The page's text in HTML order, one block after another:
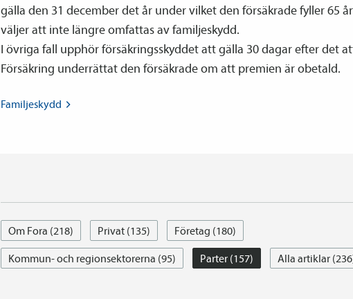
gälla den 31 december det år under vilket den försäkrade fyller 65
väljer att inte längre omfattas av familje­skydd.
I övriga fall upphör försäkringsskyddet att gälla 30 dagar efter det
Försäkring underrättat den försäkrade om att premien är obetald.
Familje­skydd
Om Fora (218) Privat (135)
Företag (180)
Kommun- och regionsektorerna (95)
Parter (157) Alla artiklar